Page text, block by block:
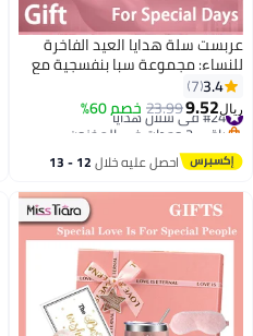
عربست سلة هدايا العيد الفاخرة
للنساء: مجموعة سبا بنفسجية مع
للاستحمام + صابون الماس + كرات
استحمام + شموع صويا في صندوق
الحب
3.4
7
ريال9.52
23.99خصم 60% #24 في سلال هدايا
باقي 2 وحدات في المخزون
#24 في سلال هدايا
احصل عليه خلال 12 - 13